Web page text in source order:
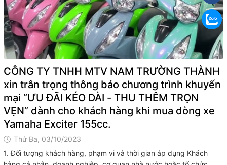
CÔNG TY TNHH MTV NAM TRƯỜNG THÀNH
xin trân trọng thông báo chương trình khuyến
mại “ƯU ĐÃI KÉO DÀI - THU THÊM TRỌN
VẸN” dành cho khách hàng khi mua dòng xe
Yamaha Exciter 155cc.
Thứ Ba, 03/10/2023
1. Đối tượng khách hàng, phạm vi và thời gian áp dụng Khách